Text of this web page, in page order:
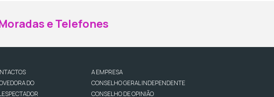
e Telefones
DO
A EMPRESA
CONSELHO GERAL INDEPENDENTE
CONSELHO DE OPINIÃO